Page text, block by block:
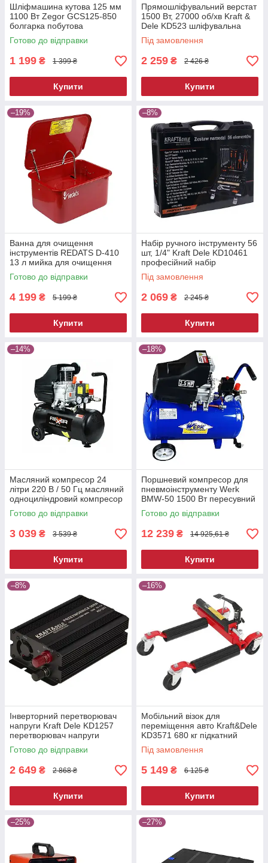
Шліфмашина кутова 125 мм
1100 Вт Zegor GCS125-850
болгарка побутова
електрична для різання та
шліфування
Готово до відправки
1 199 ₴ 1 399 ₴
Купити
Прямошліфувальний верстат
1500 Вт, 27000 об/хв Kraft &
Dele KD523 шліфувальна
машина пряма
Під замовлення
2 259 ₴ 2 426 ₴
Купити
–19%
Ванна для очищення
інструментів REDATS D-410
13 л мийка для очищення
деталей мийна ванна для
майстерні
Готово до відправки
4 199 ₴ 5 199 ₴
Купити
–8%
Набір ручного інструменту 56
шт, 1/4" Kraft Dele KD10461
професійний набір
інструментів
Під замовлення
2 069 ₴ 2 245 ₴
Купити
–14%
Масляний компресор 24
літри 220 В / 50 Гц масляний
одноциліндровий компресор
Готово до відправки
3 039 ₴ 3 539 ₴
Купити
–18%
Поршневий компресор для
пневмоінструменту Werk
BMW-50 1500 Вт пересувний
електричний компресор для
фарбування
Готово до відправки
12 239 ₴ 14 925,61 ₴
Купити
–8%
Інверторний перетворювач
напруги Kraft Dele KD1257
перетворювач напруги
автомобільний
Готово до відправки
2 649 ₴ 2 868 ₴
Купити
–16%
Мобільний візок для
переміщення авто Kraft&Dele
KD3571 680 кг підкатний
ролик для автосервісу
Під замовлення
5 149 ₴ 6 125 ₴
Купити
–25% –27%